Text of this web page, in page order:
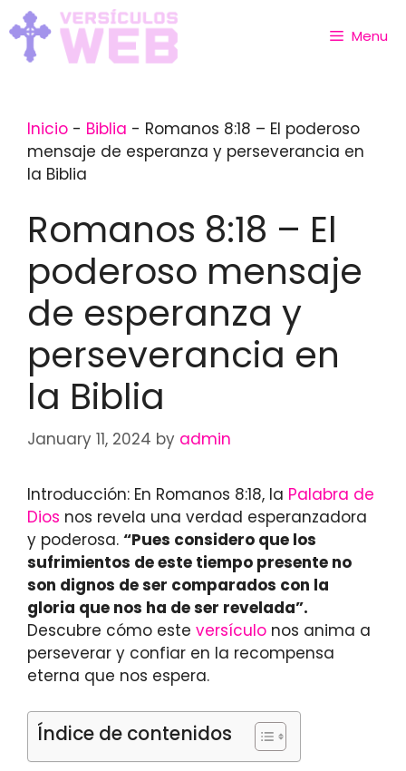
Skip
to
content
Menu
Inicio - Biblia - Romanos 8:18 – El poderoso
mensaje de esperanza y perseverancia en
la Biblia
Romanos 8:18 – El
poderoso mensaje
de esperanza y
perseverancia en
la Biblia
January 11, 2024 by admin
Introducción: En Romanos 8:18, la Palabra de
Dios nos revela una verdad esperanzadora
y poderosa. “Pues considero que los
sufrimientos de este tiempo presente no
son dignos de ser comparados con la
gloria que nos ha de ser revelada”.
Descubre cómo este versículo nos anima a
perseverar y confiar en la recompensa
eterna que nos espera.
Índice de contenidos